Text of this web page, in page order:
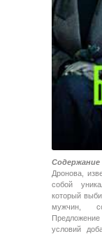
Дронова,
собой
который
мужчин,
условий